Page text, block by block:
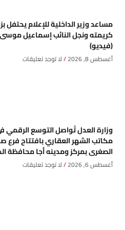
مساعد وزير الداخلية للإعلام يحتفل
كريمته ونجل النائب إسماعيل موسى
(فيديو)
أغسطس 8, 2026 لا توجد تعليقات
وزارة العدل تُواصل التوسع الرقمي
مكاتب الشهر العقاري بافتتاح فرع
الصغرى بمركز ومدينه أجا محافظة
أغسطس 6, 2026 لا توجد تعليقات